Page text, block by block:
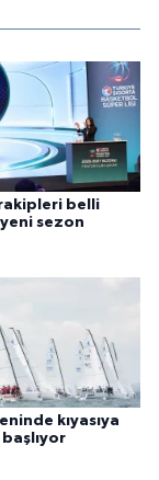
rakipleri belli
sezon
kıyasıya